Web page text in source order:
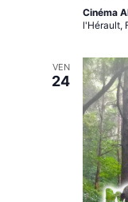
Cinéma
l'Hérault,
VEN
24